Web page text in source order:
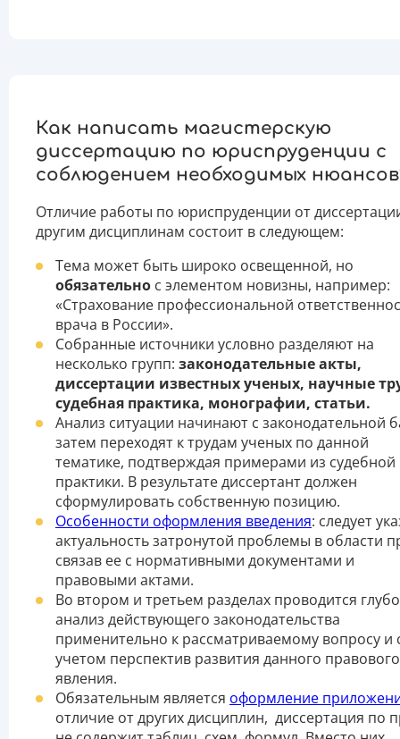
Как написать магистерскую
диссертацию по юриспруденции с
соблюдением необходимых
Отличие работы по юриспруденции от
другим дисциплинам состоит в следующем:
Тема может быть широко освещенной, но
обязательно с элементом новизны, например:
«Страхование профессиональной
врача в России».
Собранные источники условно разделяют на
несколько групп: законодательные акты,
диссертации известных ученых, научные
судебная практика, монографии, статьи.
Анализ ситуации начинают с законодательной
затем переходят к трудам ученых по данной
тематике, подтверждая примерами из судебной
практики. В результате диссертант должен
сформулировать собственную позицию.
Особенности оформления введения: следует
актуальность затронутой проблемы в области
связав ее с нормативными документами и
правовыми актами.
Во втором и третьем разделах проводится
анализ действующего законодательства
применительно к рассматриваемому вопросу и
учетом перспектив развития данного правового
явления.
Обязательным является оформление
отличие от других дисциплин, диссертация по